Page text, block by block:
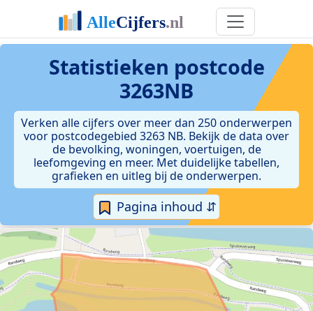
Statistieken postcode
3263NB
Verken alle cijfers over meer dan 250 onderwerpen
voor postcodegebied 3263 NB. Bekijk de data over
de bevolking, woningen, voertuigen, de
leefomgeving en meer. Met duidelijke tabellen,
grafieken en uitleg bij de onderwerpen.
Pagina inhoud ⇵